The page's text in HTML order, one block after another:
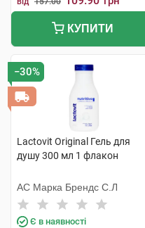
КУПИТИ
−30%
Lactovit Original Гель для
душу 300 мл 1 флакон
АС Марка Брендс С.Л
Є в наявності